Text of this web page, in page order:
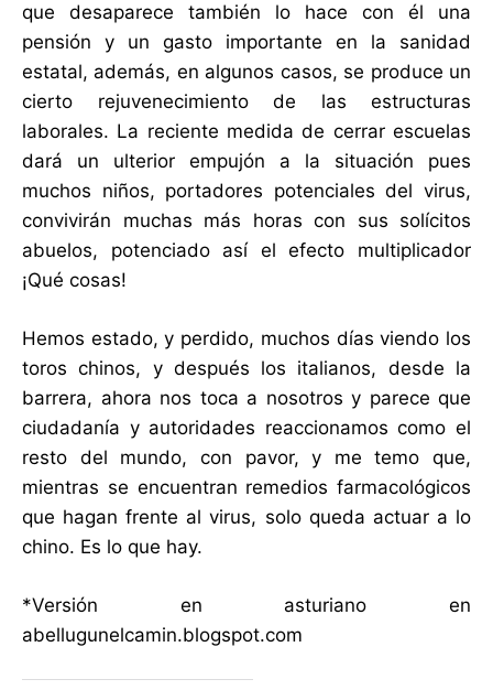
que desaparece también lo hace con él una
pensión y un gasto importante en la sanidad
estatal, además, en algunos casos, se produce un
cierto rejuvenecimiento de las estructuras
laborales. La reciente medida de cerrar escuelas
dará un ulterior empujón a la situación pues
muchos niños, portadores potenciales del virus,
convivirán muchas más horas con sus solícitos
abuelos, potenciado así el efecto multiplicador
¡Qué cosas!
Hemos estado, y perdido, muchos días viendo los
toros chinos, y después los italianos, desde la
barrera, ahora nos toca a nosotros y parece que
ciudadanía y autoridades reaccionamos como el
resto del mundo, con pavor, y me temo que,
mientras se encuentran remedios farmacológicos
que hagan frente al virus, solo queda actuar a lo
chino. Es lo que hay.
*Versión en asturiano en
abellugunelcamin.blogspot.com